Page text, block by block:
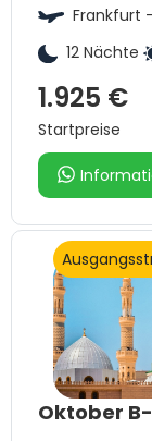
Frankfurt
12 Nächte
1.925 €
Startpreise
Oktober